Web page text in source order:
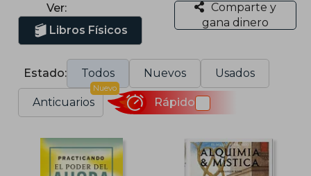
Ver:
Libros Físicos
Comparte y
gana dinero
Estado: Todos Nuevos Usados
Anticuarios
Nuevo
Rápido